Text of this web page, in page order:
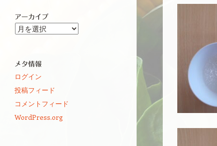
アーカイブ
ア
イ
ブ
メタ情報
ログイン
投稿フィード
コメントフィード
WordPress.org